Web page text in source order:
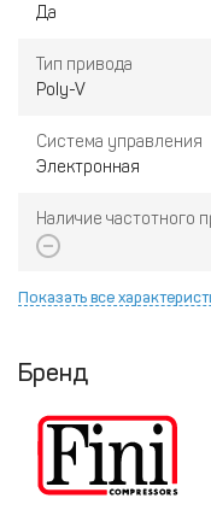
Да
Тип привода
Poly-V
Система управления
Электронная
Наличие частотного
Показать все
Бренд